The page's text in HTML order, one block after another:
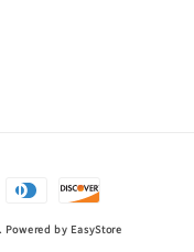
Powered by EasyStore